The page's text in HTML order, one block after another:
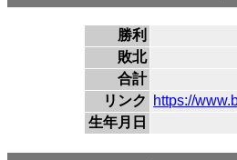
勝利
敗北
合計
リンク
https://
生年月日